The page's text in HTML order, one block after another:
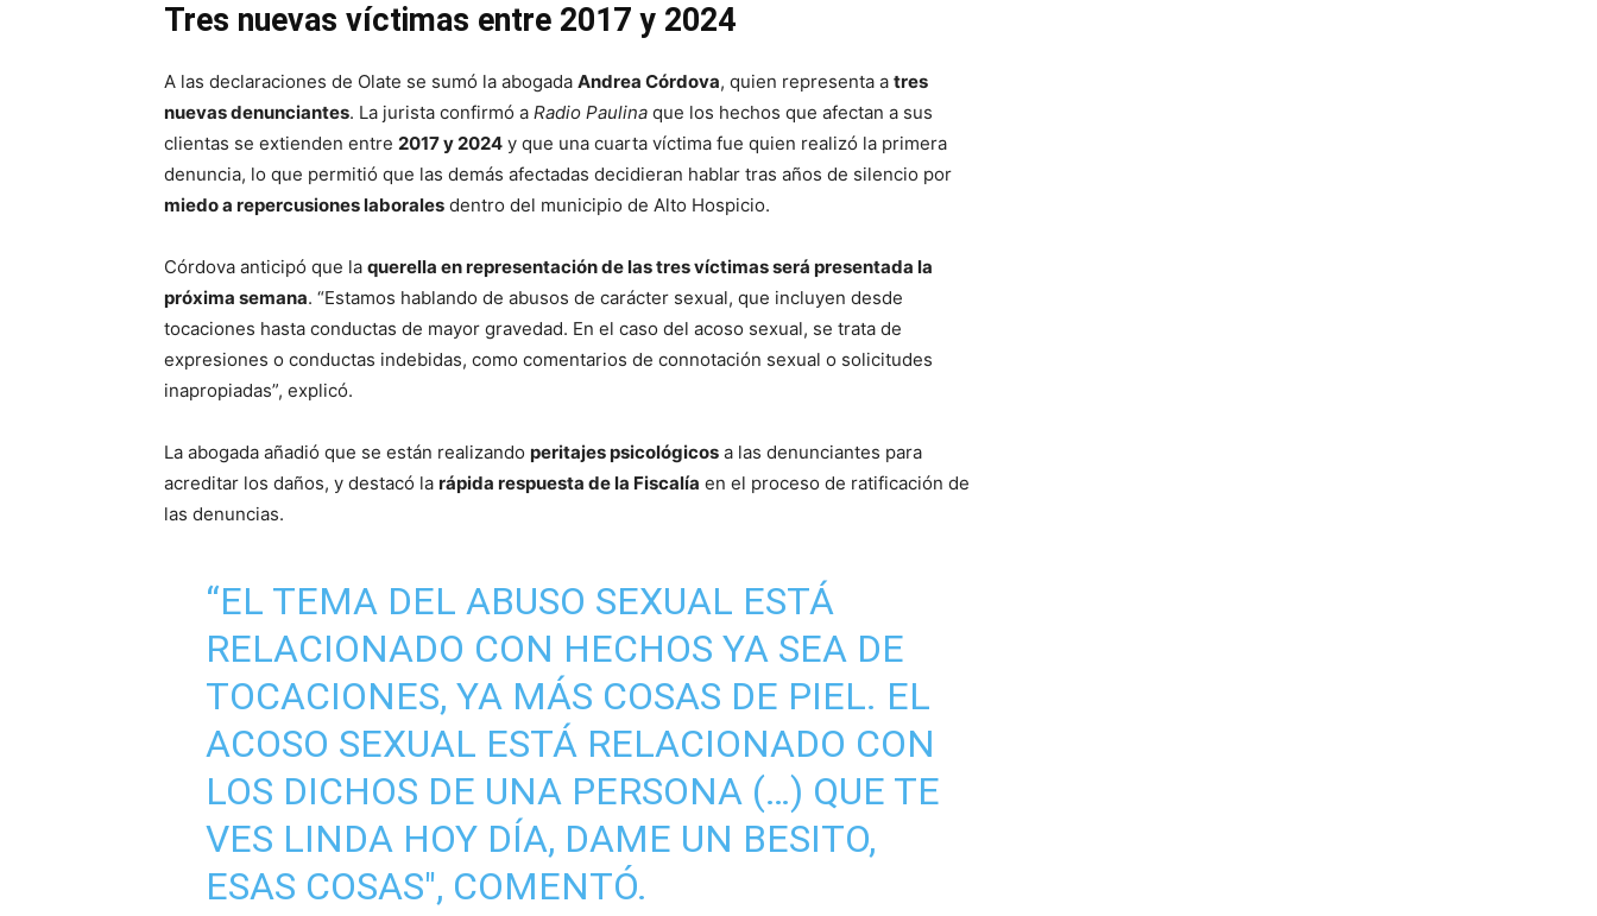
Tres nuevas víctimas entre 2017 y 2024
A las declaraciones de Olate se sumó la abogada Andrea Córdova, quien representa a tres
nuevas denunciantes. La jurista confirmó a Radio Paulina que los hechos que afectan a sus
clientas se extienden entre 2017 y 2024 y que una cuarta víctima fue quien realizó la primera
denuncia, lo que permitió que las demás afectadas decidieran hablar tras años de silencio por
miedo a repercusiones laborales dentro del municipio de Alto Hospicio.
Córdova anticipó que la querella en representación de las tres víctimas será presentada la
próxima semana. “Estamos hablando de abusos de carácter sexual, que incluyen desde
tocaciones hasta conductas de mayor gravedad. En el caso del acoso sexual, se trata de
expresiones o conductas indebidas, como comentarios de connotación sexual o solicitudes
inapropiadas”, explicó.
La abogada añadió que se están realizando peritajes psicológicos a las denunciantes para
acreditar los daños, y destacó la rápida respuesta de la Fiscalía en el proceso de ratificación de
las denuncias.
“EL TEMA DEL ABUSO SEXUAL ESTÁ
RELACIONADO CON HECHOS YA SEA DE
TOCACIONES, YA MÁS COSAS DE PIEL. EL
ACOSO SEXUAL ESTÁ RELACIONADO CON
LOS DICHOS DE UNA PERSONA (…) QUE TE
VES LINDA HOY DÍA, DAME UN BESITO,
ESAS COSAS", COMENTÓ.